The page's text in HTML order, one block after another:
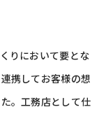
りにおいて要とな
携してお客様の想
。工務店として仕